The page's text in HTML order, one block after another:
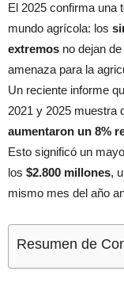
El 2025 confirma una
mundo agrícola: los
extremos no dejan
amenaza para la
Un reciente informe
2021 y 2025 muestra
aumentaron un 8%
Esto significó un
los $2.800 millones,
mismo mes del año
Resumen de